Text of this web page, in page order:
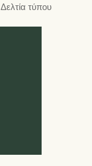
Δελτία τύπου